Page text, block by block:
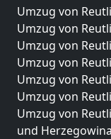
Umzug von
Umzug von
Umzug von
Umzug von
Umzug von
Umzug von
Umzug von
und Herzegowina